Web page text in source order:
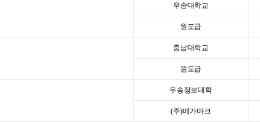
우송대학교
원도급
충남대학교
원도급
우송정보대학
(주)메가마크